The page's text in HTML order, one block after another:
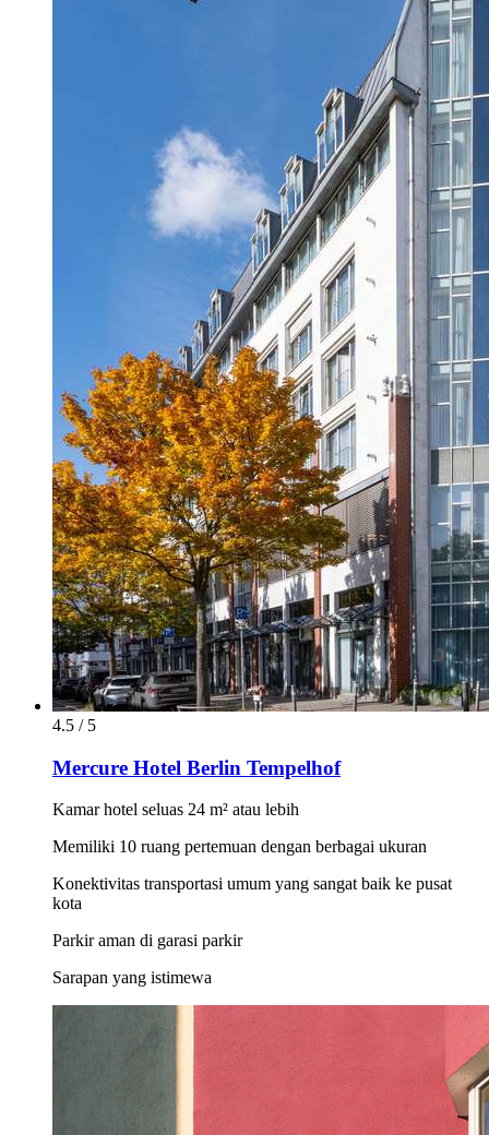
4.5 / 5
Mercure Hotel Berlin Tempelhof
Kamar hotel seluas 24 m² atau lebih
Memiliki 10 ruang pertemuan dengan berbagai ukuran
Konektivitas transportasi umum yang sangat baik ke pusat
kota
Parkir aman di garasi parkir
Sarapan yang istimewa